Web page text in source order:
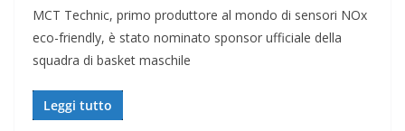
MCT Technic, primo produttore al mondo di sensori NOx
eco-friendly, è stato nominato sponsor ufficiale della
squadra di basket maschile
Leggi tutto